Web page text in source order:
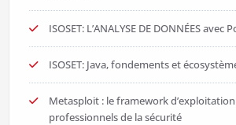
ISOSET: L’ANALYSE DE DONNÉES avec
ISOSET: Java, fondements et
Metasploit : le framework
professionnels de la sécurité